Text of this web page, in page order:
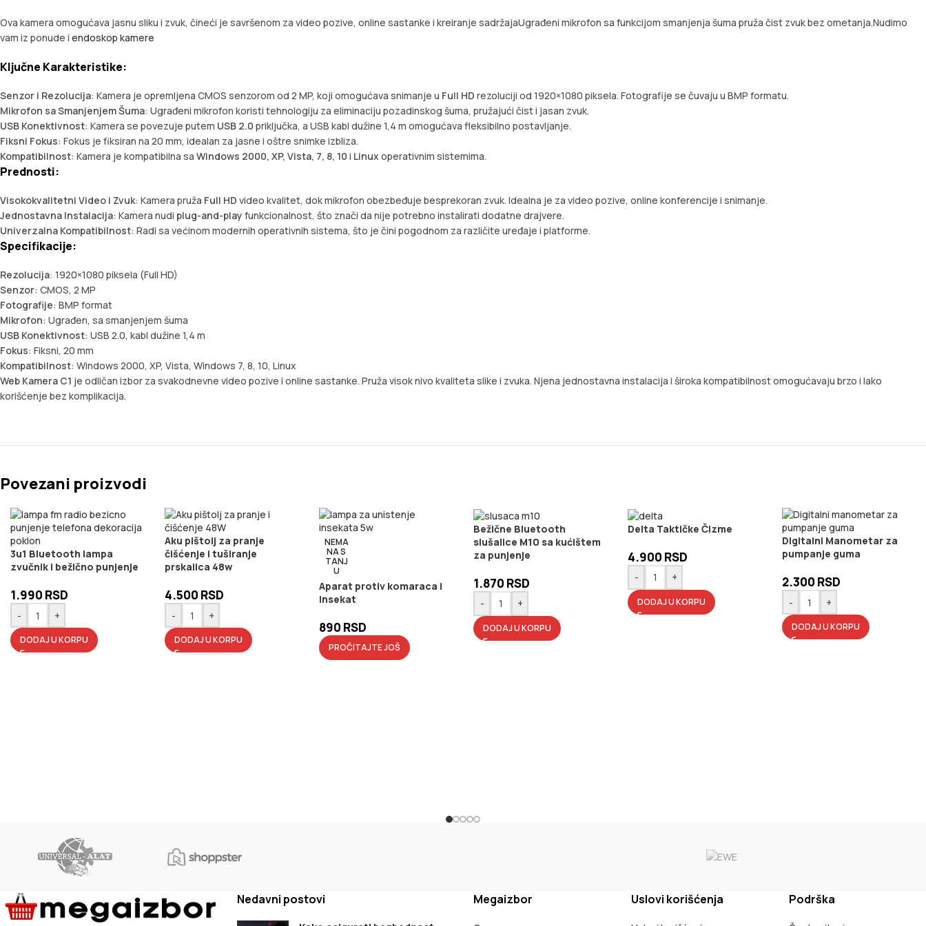
Ova kamera omogućava jasnu sliku i zvuk, čineći je savršenom za video pozive, online sastanke i kreiranje sadržajaUgrađeni mikrofon sa funkcijom smanjenja šuma pruža čist zvuk bez ometanja.Nudimo
vam iz ponude i endoskop kamere
Ključne Karakteristike:
Senzor i Rezolucija: Kamera je opremljena CMOS senzorom od 2 MP, koji omogućava snimanje u Full HD rezoluciji od 1920×1080 piksela. Fotografije se čuvaju u BMP formatu.
Mikrofon sa Smanjenjem Šuma: Ugrađeni mikrofon koristi tehnologiju za eliminaciju pozadinskog šuma, pružajući čist i jasan zvuk.
USB Konektivnost: Kamera se povezuje putem USB 2.0 priključka, a USB kabl dužine 1,4 m omogućava fleksibilno postavljanje.
Fiksni Fokus: Fokus je fiksiran na 20 mm, idealan za jasne i oštre snimke izbliza.
Kompatibilnost: Kamera je kompatibilna sa Windows 2000, XP, Vista, 7, 8, 10 i Linuxoperativnim sistemima.
Prednosti:
Visokokvalitetni Video i Zvuk: Kamera pruža Full HD video kvalitet, dok mikrofon obezbeđuje besprekoran zvuk. Idealna je za video pozive, online konferencije i snimanje.
Jednostavna Instalacija: Kamera nudi plug-and-play funkcionalnost, što znači da nije potrebno instalirati dodatne drajvere.
Univerzalna Kompatibilnost: Radi sa većinom modernih operativnih sistema, što je čini pogodnom za različite uređaje i platforme.
Specifikacije:
Rezolucija: 1920×1080 piksela (Full HD)
Senzor: CMOS, 2 MP
Fotografije: BMP format
Mikrofon: Ugrađen, sa smanjenjem šuma
USB Konektivnost: USB 2.0, kabl dužine 1,4 m
Fokus: Fiksni, 20 mm
Kompatibilnost: Windows 2000, XP, Vista, Windows 7, 8, 10, Linux
Web Kamera C1 je odličan izbor za svakodnevne video pozive i online sastanke. Pruža visok nivo kvaliteta slike i zvuka. Njena jednostavna instalacija i široka kompatibilnost omogućavaju brzo i lako
korišćenje bez komplikacija.
Povezani proizvodi
3u1 Bluetooth lampa
zvučnik i bežično punjenje
1.990 RSD
- +
DODAJ U KORPU
Aku pištolj za pranje
čišćenje i tuširanje
prskalica 48w
4.500 RSD
- +
DODAJ U KORPU
NEMA
NA S
TANJ
U
Aparat protiv komaraca i
insekat
890 RSD
PROČITAJTE JOŠ
Bežične Bluetooth
slušalice M10 sa kućištem
za punjenje
1.870 RSD
- +
DODAJ U KORPU
Delta Taktičke Čizme
4.900 RSD
- +
DODAJ U KORPU
Digitalni Manometar za
pumpanje guma
2.300 RSD
- +
DODAJ U KORPU
Nedavni postovi Megaizbor Uslovi korišćenja Podrška